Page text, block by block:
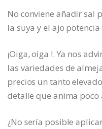
No conviene añadir sal
la suya y el ajo potencia
¡Oiga, oiga !. Ya nos
las variedades de
precios un tanto
detalle que anima poco
¿No sería posible